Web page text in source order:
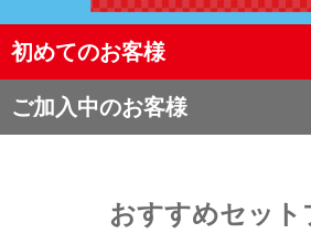
初めてのお客様
ご加入中のお客様
おすすめセット